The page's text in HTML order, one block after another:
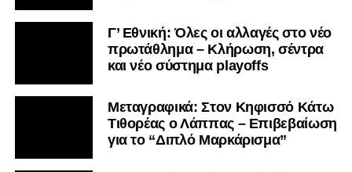
Γ’ Εθνική: Όλες οι αλλαγές στο νέο
πρωτάθλημα – Κλήρωση, σέντρα
και νέο σύστημα playoffs
Μεταγραφικά: Στον Κηφισσό Κάτω
Τιθορέας ο Λάππας – Επιβεβαίωση
για το “Διπλό Μαρκάρισμα”